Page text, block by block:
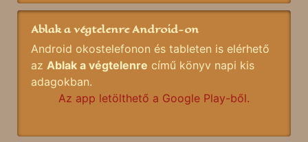
Ablak a végtelenre Android-on
Android okostelefonon és tableten is elérhető
az Ablak a végtelenre című könyv napi kis
adagokban.
Az app letölthető a Google Play-ből.